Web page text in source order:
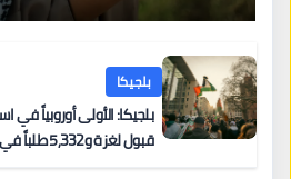
بلجيكا